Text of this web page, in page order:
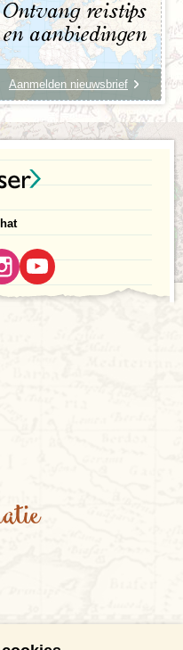
Ontvang reistips
en aanbiedingen
Aanmelden nieuwsbrief